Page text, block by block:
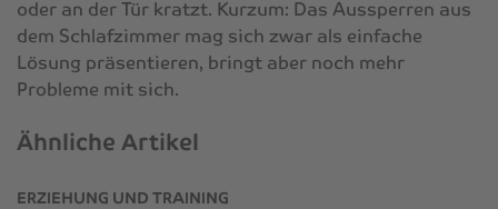
Ähnliche Artikel
ERZIEHUNG UND TRAINING
oder an der Tür kratzt. Kurzum: Das Aussperren aus
dem Schlafzimmer mag sich zwar als einfache
Lösung präsentieren, bringt aber noch mehr
Probleme mit sich.